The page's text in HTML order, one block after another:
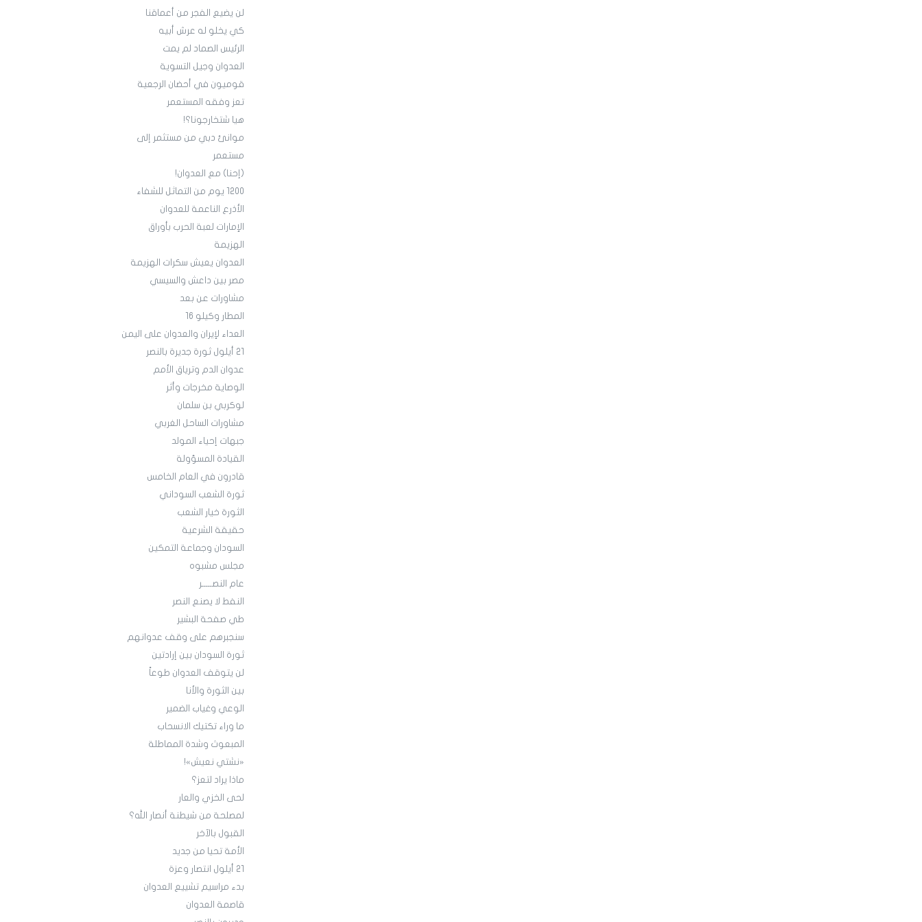
لن يضيع الفجر من أعماقنا
كي يخلو له عرش أبيه
الرئيس الصماد لم يمت
العدوان وجيل التسوية
قوميون في أحضان الرجعية
تعز وفقه المستعمر
هيا شتخارجونا؟!
موانئ دبي من مستثمر إلى
مستعمر
(إحنا) مع العدوان!
1200 يوم من التماثل للشفاء
الأذرع الناعمة للعدوان
الإمارات لعبة الحرب بأوراق
الهزيمة
العدوان يعيش سكرات الهزيمة
مصر بين داعش والسيسي
مشاورات عن بعد
المطار وكيلو 16
العداء لإيران والعدوان على اليمن
21 أيلول ثورة جديرة بالنصر
عدوان الدم وترياق الأمم
الوصاية مخرجات وأثر
لوكربي بن سلمان
مشاورات الساحل الغربي
جبهات إحياء المولد
القيادة المسؤولة
قادرون في العام الخامس
ثورة الشعب السوداني
الثورة خيار الشعب
حقيقة الشرعية
السودان وجماعة التمكين
مجلس مشبوه
عام النصـــــر
النفط لا يصنع النصر
طي صفحة البشير
سنجبرهم على وقف عدوانهم
ثورة السودان بين إرادتين
لن يتوقف العدوان طوعاً
بين الثورة والأنا
الوعي وغياب الضمير
ما وراء تكتيك الانسحاب
المبعوث وشدة المماطلة
«نشتي نعيش»!
ماذا يراد لتعز؟
لحى الخزي والعار
لمصلحة من شيطنة أنصار الله؟
القبول بالآخر
الأمة تحيا من جديد
21 أيلول انتصار وعزة
بدء مراسيم تشييع العدوان
قاصمة العدوان